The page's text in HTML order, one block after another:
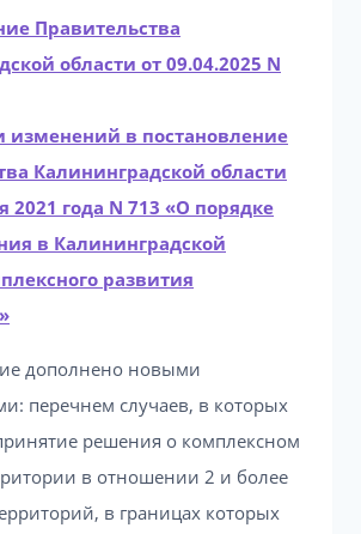
Правительства
области от 09.04.2025 N
изменений в постановление
Калининградской области
2021 года N 713 «О порядке
в Калининградской
развития
дополнено новыми
перечнем случаев, в которых
решения о комплексном
в отношении 2 и более
в границах которых